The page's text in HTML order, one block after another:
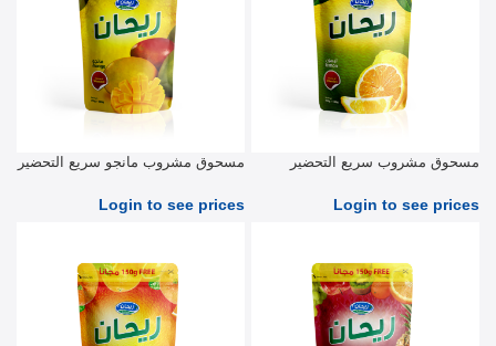
مسحوق مشروب سريع التحضير
Login to see prices
مسحوق مشروب مانجو سريع التحضير
Login to see prices